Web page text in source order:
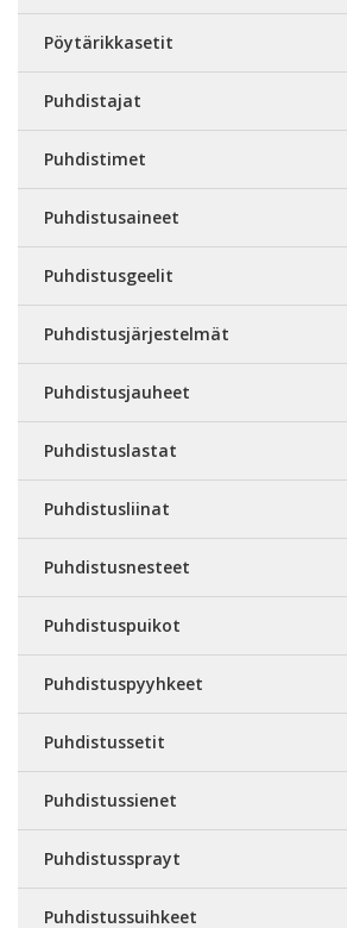
Pöytärikkasetit
Puhdistajat
Puhdistimet
Puhdistusaineet
Puhdistusgeelit
Puhdistusjärjestelmät
Puhdistusjauheet
Puhdistuslastat
Puhdistusliinat
Puhdistusnesteet
Puhdistuspuikot
Puhdistuspyyhkeet
Puhdistussetit
Puhdistussienet
Puhdistussprayt
Puhdistussuihkeet